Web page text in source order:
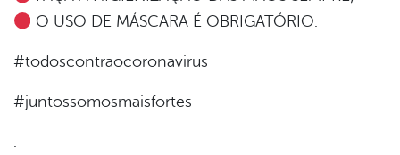
O USO DE MÁSCARA É OBRIGATÓRIO.
#todoscontraocoronavirus
#juntossomosmaisfortes
.